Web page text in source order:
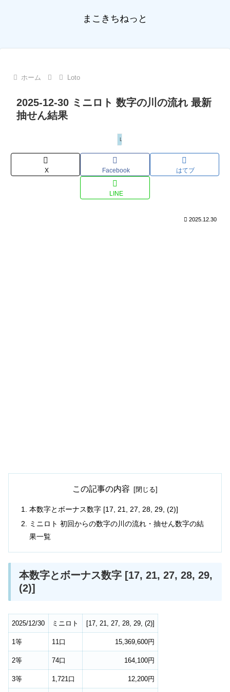
まこきちねっと
ホーム Loto
2025-12-30 ミニロト 数字の川の流れ 最新
抽せん結果
Loto
X Facebook はてブ
LINE
2025.12.30
この記事の内容
本数字とボーナス数字 [17, 21, 27, 28, 29, (2)]
ミニロト 初回からの数字の川の流れ・抽せん数字の結
果一覧
本数字とボーナス数字 [17, 21, 27, 28, 29,
(2)]
2025/12/30 ミニロト [17, 21, 27, 28, 29, (2)]
1等 11口 15,369,600円
2等 74口 164,100円
3等 1,721口 12,200円